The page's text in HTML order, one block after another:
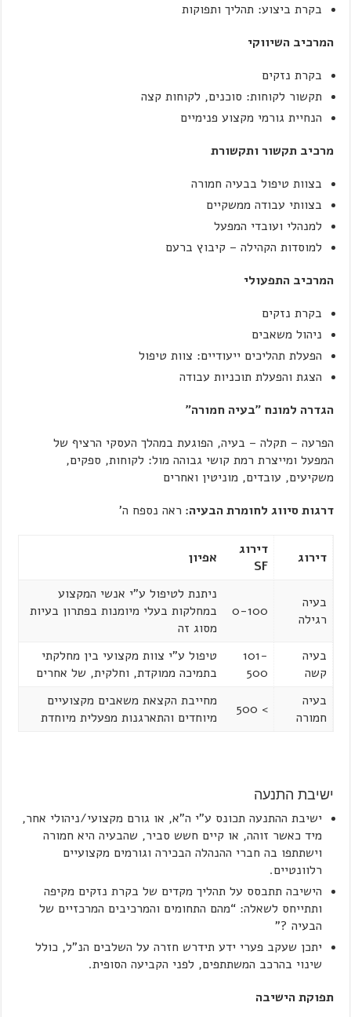
בקרת ביצוע: תהליך ותפוקות
המרכיב השיווקי
בקרת נזקים
תקשור לקוחות: סוכנים, לקוחות קצה
הנחיית גורמי מקצוע פנימיים
מרכיב תקשור ותקשורת
בצוות טיפול בבעיה חמורה
בצוותי עבודה ממשקיים
למנהלי ועובדי המפעל
למוסדות הקהילה – קיבוץ ברעם
המרכיב התפעולי
בקרת נזקים
ניהול משאבים
הפעלת תהליכים ייעודיים: צוות טיפול
הצגת והפעלת תוכניות עבודה
הגדרה למונח "בעיה חמורה"
הפרעה – תקלה – בעיה, הפוגעת במהלך העסקי הרציף של
המפעל ומייצרת רמת קושי גבוהה מול: לקוחות, ספקים,
משקיעים, עובדים, מוניטין ואחרים
דרגות סיווג לחומרת הבעיה: ראה נספח ה'
דירוג
דירוג
SF
אפיון
בעיה
רגילה
0-100
ניתנת לטיפול ע"י אנשי המקצוע
במחלקות בעלי מיומנות בפתרון בעיות
מסוג זה
בעיה
קשה
101-
500
טיפול ע"י צוות מקצועי בין מחלקתי
בתמיכה ממוקדת, וחלקית, של אחרים
בעיה
חמורה
> 500
מחייבת הקצאת משאבים מקצועיים
מיוחדים והתארגנות מפעלית מיוחדת
ישיבת התנעה
ישיבת ההתנעה תכונס ע”י ה”א, או גורם מקצועי/ניהולי אחר,
מיד כאשר זוהה, או קיים חשש סביר, שהבעיה היא חמורה
וישתתפו בה חברי ההנהלה הבכירה וגורמים מקצועיים
רלוונטיים.
הישיבה תתבסס על תהליך מקדים של בקרת נזקים מקיפה
ותתייחס לשאלה: “מהם התחומים והמרכיבים המרכזיים של
הבעיה ?”
יתכן שעקב פערי ידע תידרש חזרה על השלבים הנ”ל, כולל
שינוי בהרכב המשתתפים, לפני הקביעה הסופית.
תפוקת הישיבה